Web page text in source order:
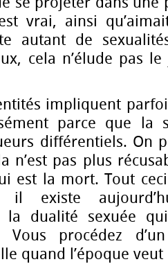
vrai, ainsi
autant de
cela n’élude pas
impliquent
parce que la
différentiels. On
n’est pas plus
est la mort. Tout
il existe
la dualité sexuée
procédez
quand l’époque